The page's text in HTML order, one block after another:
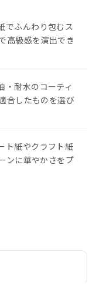
でふんわり包むス
高級感を演出でき
・耐水のコーティ
合したものを選び
ト紙やクラフト紙
ンに華やかさをプ